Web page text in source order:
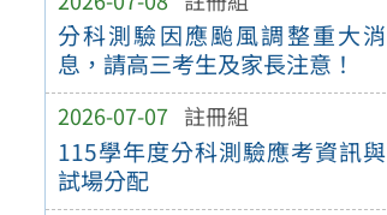
分科測驗因應颱風調整重大消
息，請高三考生及家長注意！
2026-07-07 註冊組
115學年度分科測驗應考資訊與
試場分配